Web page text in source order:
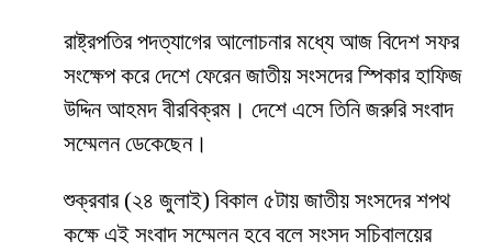
রাষ্ট্রপতির পদত্যাগের আলোচনার মধ্যে আজ বিদেশ সফর
সংক্ষেপ করে দেশে ফেরেন জাতীয় সংসদের স্পিকার হাফিজ
উদ্দিন আহমদ বীরবিক্রম। দেশে এসে তিনি জরুরি সংবাদ
সম্মেলন ডেকেছেন।
শুক্রবার (২৪ জুলাই) বিকাল ৫টায় জাতীয় সংসদের শপথ
কক্ষে এই সংবাদ সম্মেলন হবে বলে সংসদ সচিবালয়ের